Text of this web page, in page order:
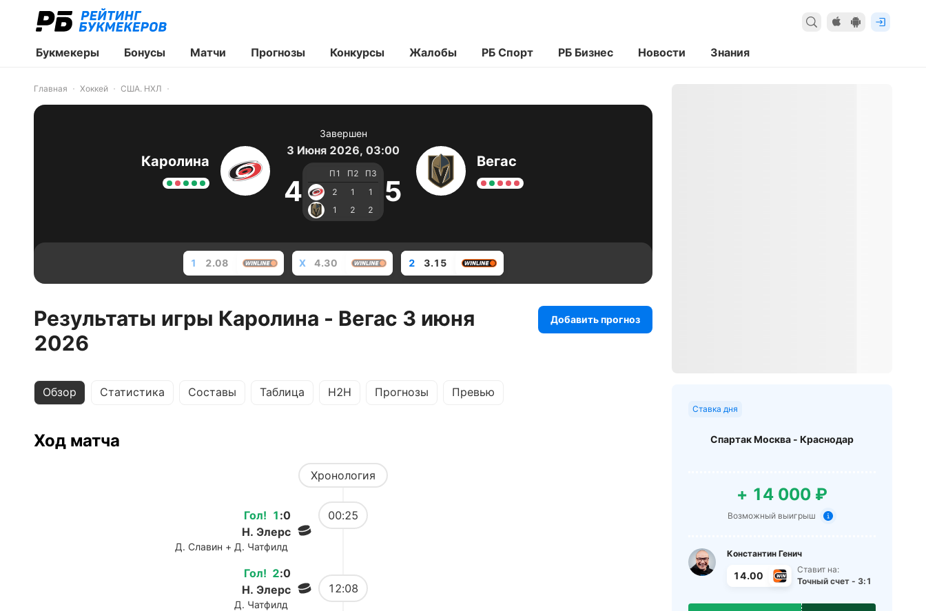
Букмекеры Бонусы Матчи Прогнозы Конкурсы Жалобы РБ Спорт РБ Бизнес Новости Знания
Главная Хоккей США. НХЛ
Каролина
Завершен
3 Июня 2026, 03:00
4
П1 П2
П3
2
1
1
1
2 2
5
Вегас
1 2.08 X 4.30 2 3.15
Результаты игры Каролина - Вегас 3 июня
2026
Добавить прогноз
Обзор Статистика Составы Таблица H2H Прогнозы Превью
Ход матча
Хронология
Гол! 1 :0
Н. Элерс
Д. Славин + Д. Чатфилд
00:25
Гол! 2:0
Н. Элерс
Д. Чатфилд
12:08
Ставка дня
Спартак Москва - Краснодар
+ 14 000 ₽
Возможный выигрыш
Константин Генич
14.00
Ставит на:
Точный счет - 3:1